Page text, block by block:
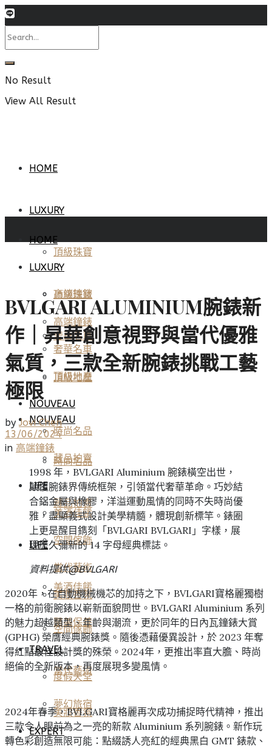
No Result
View All Result
HOME
LUXURY
頂級珠寶
高端鐘錶
奢華名車
頂級地產
NOUVEAU
時尚名品
藏品拍賣
LIFE
美酒佳餚
空間傢飾
當代藝術
美妝香氛
HOME
LUXURY
頂級珠寶
高端鐘錶
奢華名車
頂級地產
NOUVEAU
時尚名品
藏品拍賣
LIFE
美酒佳餚
空間傢飾
當代藝術
美妝香氛
醫美保養
TRAVEL
度假天堂
夢幻旅宿
EXPERT
BVLGARI ALUMINIUM腕錶新
作｜昇華創意視野與當代優雅
氣質，三款全新腕錶挑戰工藝
極限
by Jovi Chen
13/06/2024
in 高端鐘錶
1998 年，BVLGARI Aluminium 腕錶橫空出世，
顛覆腕錶界傳統框架，引領當代奢華革命。巧妙結
合鋁金屬與橡膠，洋溢運動風情的同時不失時尚優
雅，盡顯義式設計美學精髓，體現創新標竿。錶圈
上更是醒目鐫刻「BVLGARI BVLGARI」字樣，展
現歷久彌新的 14 字母經典標誌。
資料提供@BVLGARI
2020年，在自動機械機芯的加持之下，BVLGARI寶格麗獨樹
一格的前衛腕錶以嶄新面貌問世。BVLGARI Aluminium 系列
的魅力超越類型、年齡與潮流，更於同年的日內瓦鐘錶大賞
(GPHG) 榮膺經典腕錶獎。隨後憑藉優異設計，於 2023 年奪
得紅點最佳設計獎的殊榮。2024年，更推出率直大膽、時尚
絕倫的全新版本，再度展現多變風情。
2024年春季，BVLGARI寶格麗再次成功捕捉時代精神，推出
三款令人眼前為之一亮的新款 Aluminium 系列腕錶。新作玩
轉色彩創造無限可能：點綴誘人亮紅的經典黑白 GMT 錶款、